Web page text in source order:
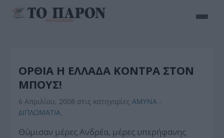
ΟΡΘΙΑ Η ΕΛΛΑΔΑ ΚΟΝΤΡΑ ΣΤΟΝ
ΜΠΟΥΣ!
6 Απριλίου, 2008 στις κατηγορίεςΑΜΥΝΑ -
ΔΙΠΛΩΜΑΤΙΑ,
Θύμισαν μέρες Ανδρέα, μέρες υπερήφανης